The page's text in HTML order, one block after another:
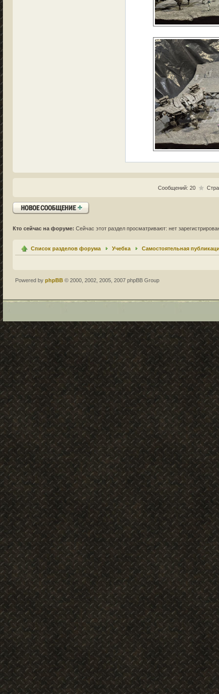
Сообщений: 20
Ответить
Кто сейчас на форуме: Сейчас этот раздел просматривают: нет
Список разделов форума Учебка Самостоятельная
Powered by phpBB © 2000, 2002, 2005, 2007 phpBB Group